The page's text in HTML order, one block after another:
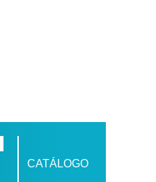
CATÁLOGO